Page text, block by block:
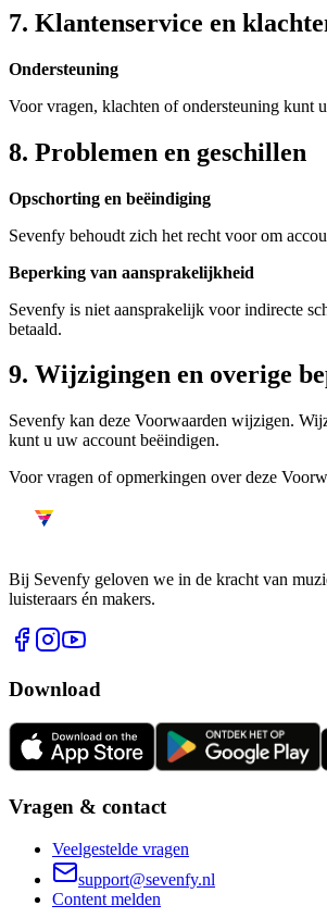
7. Klantenservice en
Ondersteuning
Voor vragen, klachten of ondersteuning kunt
8. Problemen en geschillen
Opschorting en beëindiging
Sevenfy behoudt zich het recht voor om
Beperking van aansprakelijkheid
Sevenfy is niet aansprakelijk voor indirecte
betaald.
9. Wijzigingen en overige
Sevenfy kan deze Voorwaarden wijzigen.
kunt u uw account beëindigen.
Voor vragen of opmerkingen over deze
Bij Sevenfy geloven we in de kracht van
luisteraars én makers.
Download
Vragen & contact
Veelgestelde vragen
support@sevenfy.nl
Content melden